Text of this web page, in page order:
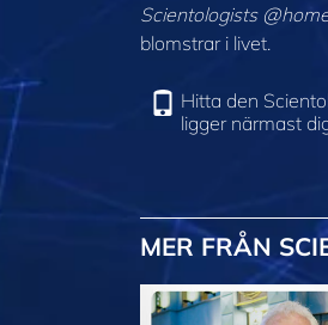
Scientologists
blomstrar i livet.
Hitta den
ligger närmast
MER FRÅN